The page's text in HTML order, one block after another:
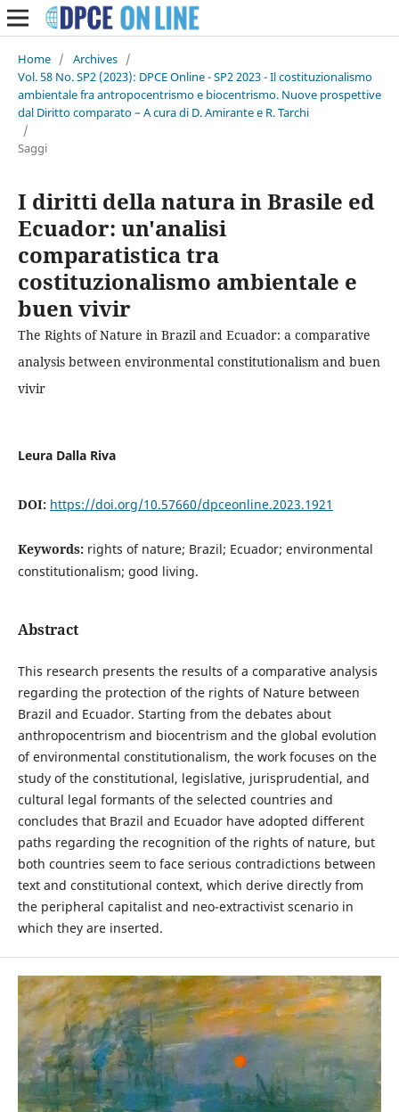
Home / Archives /
Vol. 58 No. SP2 (2023): DPCE Online - SP2 2023 - Il costituzionalismo
ambientale fra antropocentrismo e biocentrismo. Nuove prospettive
dal Diritto comparato – A cura di D. Amirante e R. Tarchi
/
Saggi
I diritti della natura in Brasile ed
Ecuador: un'analisi
comparatistica tra
costituzionalismo ambientale e
buen vivir
The Rights of Nature in Brazil and Ecuador: a comparative
analysis between environmental constitutionalism and buen
vivir
Leura Dalla Riva
DOI: https://doi.org/10.57660/dpceonline.2023.1921
Keywords: rights of nature; Brazil; Ecuador; environmental
constitutionalism; good living.
Abstract
This research presents the results of a comparative analysis
regarding the protection of the rights of Nature between
Brazil and Ecuador. Starting from the debates about
anthropocentrism and biocentrism and the global evolution
of environmental constitutionalism, the work focuses on the
study of the constitutional, legislative, jurisprudential, and
cultural legal formants of the selected countries and
concludes that Brazil and Ecuador have adopted different
paths regarding the recognition of the rights of nature, but
both countries seem to face serious contradictions between
text and constitutional context, which derive directly from
the peripheral capitalist and neo-extractivist scenario in
which they are inserted.